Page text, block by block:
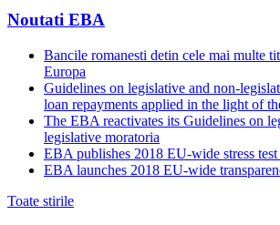
Noutati EBA
Bancile romanesti detin cele mai multe
Europa
Guidelines on legislative and non-
loan repayments applied in the light of
The EBA reactivates its Guidelines on
legislative moratoria
EBA publishes 2018 EU-wide stress test
EBA launches 2018 EU-wide
Toate stirile